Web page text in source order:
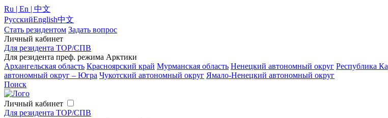
Ru | En | 中文
РусскийEnglish中文
Стать резидентом Задать вопрос
Личный кабинет
Для резидента ТОР/СПВ
Для резидента преф. режима Арктики
Архангельская область Красноярский край Мурманская область Ненецкий автономный округ Республика
автономный округ – Югра Чукотский автономный округ Ямало-Ненецкий автономный округ
Поиск
Личный кабинет
Для резидента ТОР/СПВ